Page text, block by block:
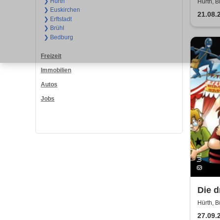
❯ Euskirchen
❯ Erftstadt
❯ Brühl
❯ Bedburg
Freizeit
Immobilien
Autos
Jobs
Air
Hürth,
Die
Hürth,